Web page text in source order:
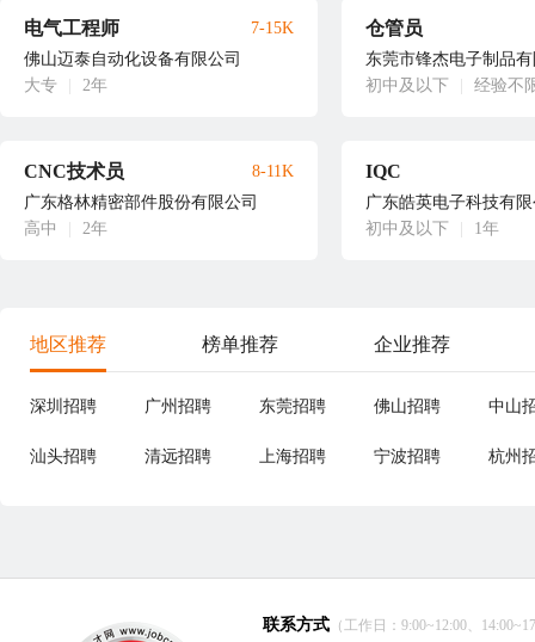
电气工程师
佛山迈泰自动化设备有限公司
大专
2年
7-15K 仓管员
东莞市锋杰电子制品
初中及以下
经验不
CNC技术员
广东格林精密部件股份有限公司
高中
2年
8-11K IQC
广东皓英电子科技有
初中及以下
1年
地区推荐 榜单推荐 企业推荐
深圳招聘 广州招聘 东莞招聘 佛山招聘 中山
汕头招聘 清远招聘 上海招聘 宁波招聘 杭州
联系方式 （工作日：9:00~12:00、